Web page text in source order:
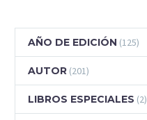
AÑO DE EDICIÓN (125)
AUTOR (201)
LIBROS ESPECIALES (2)